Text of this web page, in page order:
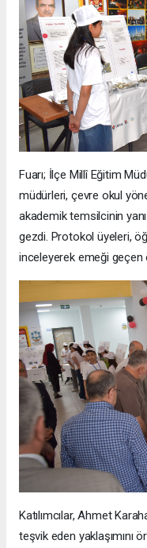
Fuarı; İlçe Millî Eğitim
müdürleri, çevre okul
akademik temsilcinin
gezdi. Protokol üyeleri,
inceleyerek emeği
Katılımcılar, Ahmet
teşvik eden yaklaşımını